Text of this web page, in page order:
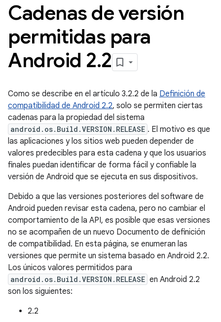
Cadenas de versión
permitidas para
Android 2.2
Como se describe en el artículo 3.2.2 de la Definición de
compatibilidad de Android 2.2, solo se permiten ciertas
cadenas para la propiedad del sistema
android.os.Build.VERSION.RELEASE . El motivo es que
las aplicaciones y los sitios web pueden depender de
valores predecibles para esta cadena y que los usuarios
finales puedan identificar de forma fácil y confiable la
versión de Android que se ejecuta en sus dispositivos.
Debido a que las versiones posteriores del software de
Android pueden revisar esta cadena, pero no cambiar el
comportamiento de la API, es posible que esas versiones
no se acompañen de un nuevo Documento de definición
de compatibilidad. En esta página, se enumeran las
versiones que permite un sistema basado en Android 2.2.
Los únicos valores permitidos para
android.os.Build.VERSION.RELEASE en Android 2.2
son los siguientes:
2.2